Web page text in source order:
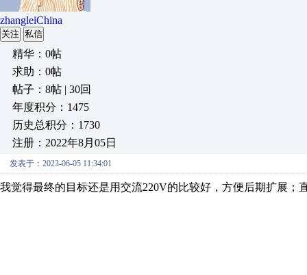
zhangleiChina
关注 私信
精华：0帖
求助：0帖
帖子：8帖 | 30回
年度积分：1475
历史总积分：1730
注册：2022年8月05日
发表于：2023-06-05 11:34:01
我觉得最终的目标还是用交流220V的比较好，方便后期扩展；